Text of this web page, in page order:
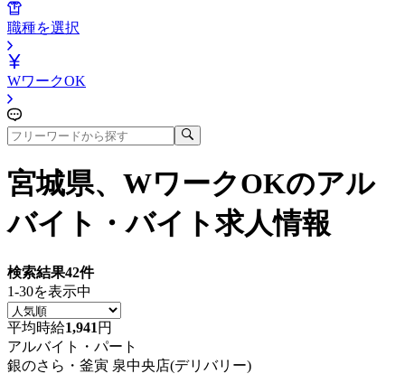
職種を選択
WワークOK
宮城県、WワークOKのアル
バイト・バイト求人情報
検索結果42件
1-30を表示中
平均時給1,941 円
アルバイト・パート
銀のさら・釜寅 泉中央店(デリバリー)